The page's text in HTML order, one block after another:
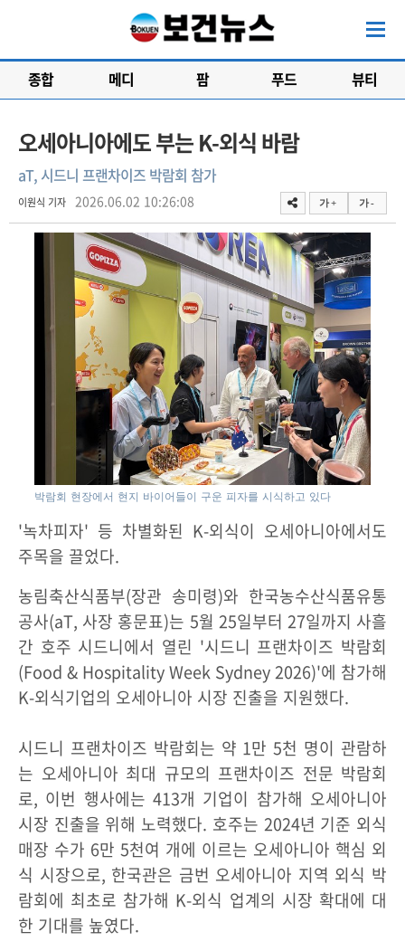
종합 메디 팜 푸드 뷰티
오세아니아에도 부는 K-외식 바람
aT, 시드니 프랜차이즈 박람회 참가
이원식 기자 2026.06.02 10:26:08 가 + 가 -
박람회 현장에서 현지 바이어들이 구운 피자를 시식하고 있다
'녹차피자' 등 차별화된 K-외식이 오세아니아에서도
주목을 끌었다.
농림축산식품부(장관 송미령)와 한국농수산식품유통
공사(aT, 사장 홍문표)는 5월 25일부터 27일까지 사흘
간 호주 시드니에서 열린 '시드니 프랜차이즈 박람회
(Food & Hospitality Week Sydney 2026)'에 참가해
K-외식기업의 오세아니아 시장 진출을 지원했다.
시드니 프랜차이즈 박람회는 약 1만 5천 명이 관람하
는 오세아니아 최대 규모의 프랜차이즈 전문 박람회
로, 이번 행사에는 413개 기업이 참가해 오세아니아
시장 진출을 위해 노력했다. 호주는 2024년 기준 외식
매장 수가 6만 5천여 개에 이르는 오세아니아 핵심 외
식 시장으로, 한국관은 금번 오세아니아 지역 외식 박
람회에 최초로 참가해 K-외식 업계의 시장 확대에 대
한 기대를 높였다.